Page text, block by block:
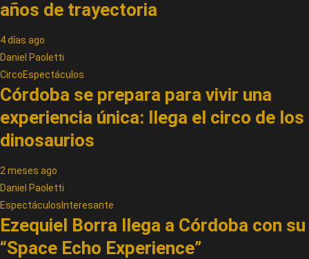
años de trayectoria
4 días ago
Daniel Paoletti
CircoEspectáculos
Córdoba se prepara para vivir una
experiencia única: llega el circo de los
dinosaurios
2 meses ago
Daniel Paoletti
Espectáculos Interesante
Ezequiel Borra llega a Córdoba con su
“Space Echo Experience”